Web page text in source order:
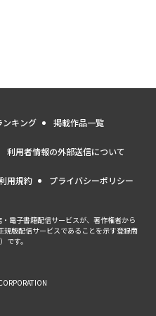
ンキング 掲載作品一覧
利用者情報の外部送信について
用規約 プライバシーポリシー
電子書籍配信サービスが、著作権者から
規版配信サービスであることを示す登録商
です。